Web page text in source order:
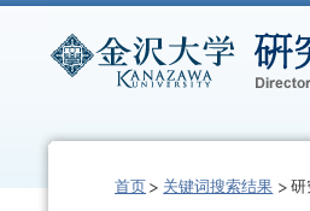
首页 关键词搜索结果 研